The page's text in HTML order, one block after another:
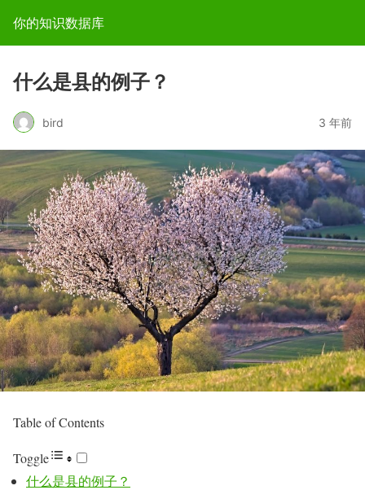
你的知识数据库
什么是县的例子？
bird 3 年前
Table of Contents
Toggle
什么是县的例子？